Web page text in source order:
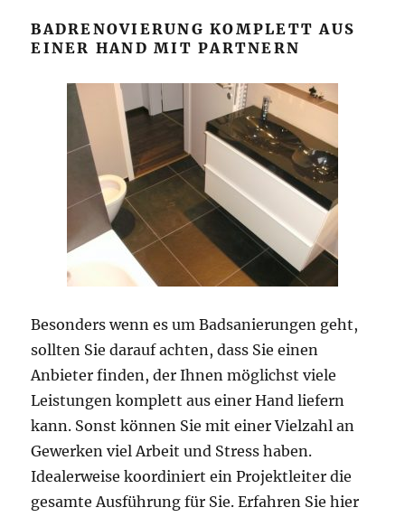
BADRENOVIERUNG KOMPLETT AUS
EINER HAND MIT PARTNERN
Besonders wenn es um Badsanierungen geht,
sollten Sie darauf achten, dass Sie einen
Anbieter finden, der Ihnen möglichst viele
Leistungen komplett aus einer Hand liefern
kann. Sonst können Sie mit einer Vielzahl an
Gewerken viel Arbeit und Stress haben.
Idealerweise koordiniert ein Projektleiter die
gesamte Ausführung für Sie. Erfahren Sie hier